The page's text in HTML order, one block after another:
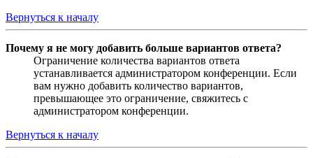
Вернуться к началу
Почему я не могу добавить больше вариантов ответа?
Ограничение количества вариантов ответа
устанавливается администратором конференции. Если
вам нужно добавить количество вариантов,
превышающее это ограничение, свяжитесь с
администратором конференции.
Вернуться к началу